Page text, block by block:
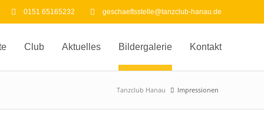
0151 65165232 geschaeftsstelle@tanzclub-hanau.de
Club Aktuelles Bildergalerie Kontakt
Tanzclub Hanau Impressionen